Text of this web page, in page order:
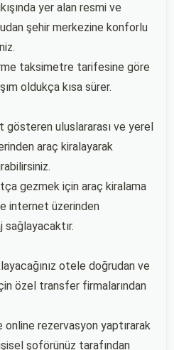
yer alan resmi ve
şehir merkezine konforlu
taksimetre tarifesine göre
oldukça kısa sürer.
gösteren uluslararası ve yerel
araç kiralayarak
gezmek için araç kiralama
internet üzerinden
sağlayacaktır.
otele doğrudan ve
özel transfer firmalarından
rezervasyon yaptırarak
şoförünüz tarafından